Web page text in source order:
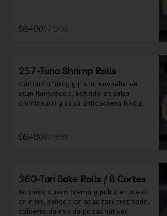
$6.490$7.990
257-Tuna Shrimp Rolls
Camarón furay y palta, envuelto en
atún flambeado, bañado en salsa
chimichurri y salsa anticuchera furay.
$6.490$7.990
360-Tari Sake Rolls / 8 Cortes
Salmón, queso crema y palta, envuelto
en nori, bañado en salsa tari gratinada,
cubierto de mix de papas nativas